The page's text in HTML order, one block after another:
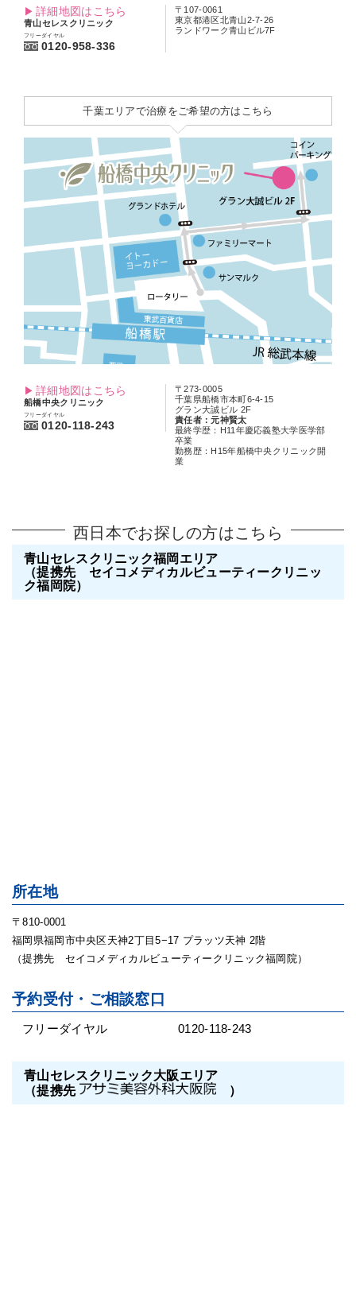
詳細地図はこちら
青山セレスクリニック
フリーダイヤル
0120-958-336
〒107-0061
東京都港区北青山2-7-26
ランドワーク青山ビル7F
千葉エリアで治療をご希望の方はこちら
詳細地図はこちら
船橋中央クリニック
フリーダイヤル
0120-118-243
〒273-0005
千葉県船橋市本町6-4-15
グラン大誠ビル 2F
責任者：元神賢太
最終学歴：H11年慶応義塾大学医学部
卒業
勤務歴：H15年船橋中央クリニック開
業
西日本でお探しの方はこちら
青山セレスクリニック福岡エリア
（提携先 セイコメディカルビューティークリニッ
ク福岡院）
所在地
〒810-0001
福岡県福岡市中央区天神2丁目5−17 プラッツ天神 2階
（提携先 セイコメディカルビューティークリニック福岡院）
予約受付・ご相談窓口
フリーダイヤル 0120-118-243
青山セレスクリニック大阪エリア
（提携先
）